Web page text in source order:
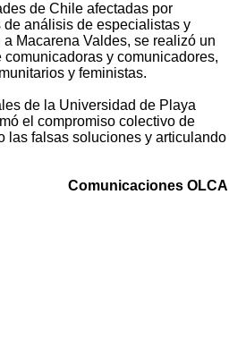
de Chile afectadas por
de análisis de especialistas y
Macarena Valdes, se realizó un
y comunicadores,
y feministas.
de la Universidad de Playa
el compromiso colectivo de
las falsas soluciones y articulando
Comunicaciones OLCA